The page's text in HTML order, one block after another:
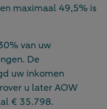
maximaal 49,5% is
van uw
De
uw inkomen
u later AOW
€ 35.798.